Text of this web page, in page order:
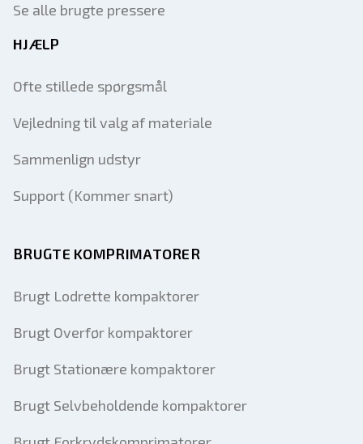
Se alle brugte pressere
HJÆLP
Ofte stillede spørgsmål
Vejledning til valg af materiale
Sammenlign udstyr
Support (Kommer snart)
BRUGTE KOMPRIMATORER
Brugt Lodrette kompaktorer
Brugt Overfør kompaktorer
Brugt Stationære kompaktorer
Brugt Selvbeholdende kompaktorer